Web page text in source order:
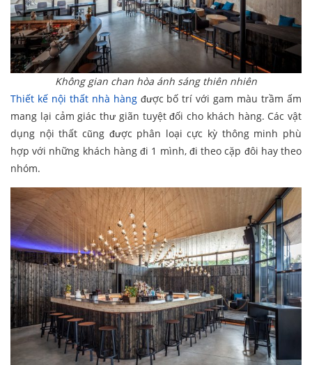
Không gian chan hòa ánh sáng thiên nhiên
Thiết kế nội thất nhà hàngđược bố trí với gam màu trầm ấm
mang lại cảm giác thư giãn tuyệt đối cho khách hàng. Các vật
dụng nội thất cũng được phân loại cực kỳ thông minh phù
hợp với những khách hàng đi 1 mình, đi theo cặp đôi hay theo
nhóm.